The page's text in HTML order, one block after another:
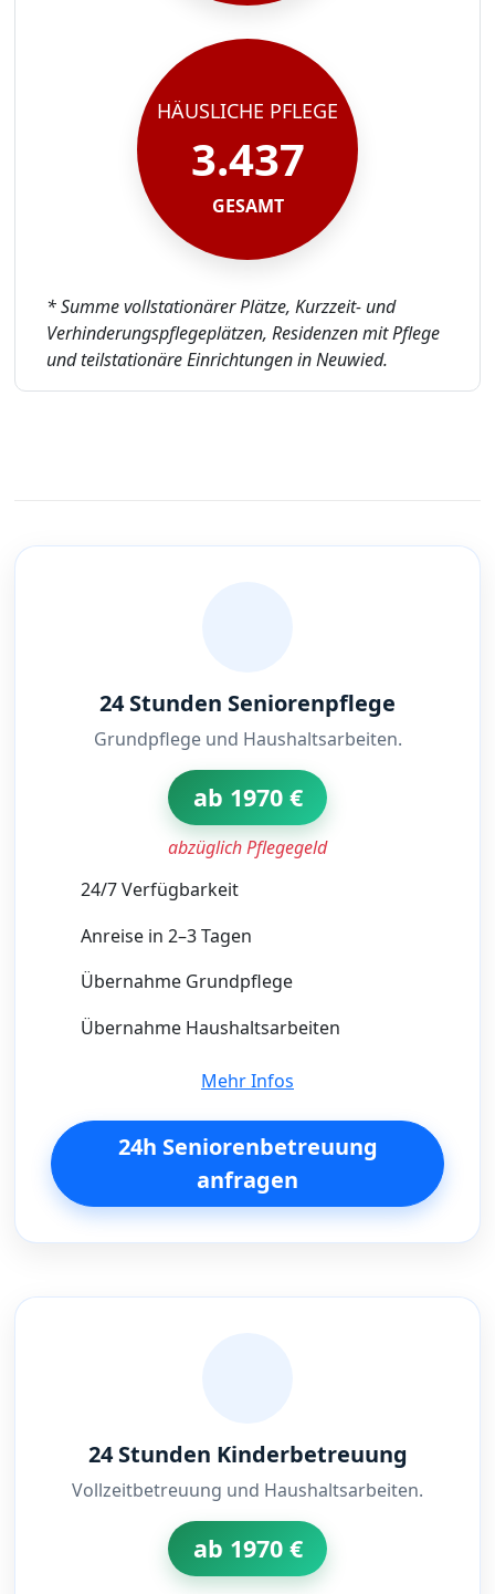
HÄUSLICHE PFLEGE
3.437
GESAMT
* Summe vollstationärer Plätze, Kurzzeit- und
Verhinderungspflegeplätzen, Residenzen mit Pflege
und teilstationäre Einrichtungen in Neuwied.
24 Stunden Seniorenpflege
Grundpflege und Haushaltsarbeiten.
ab 1970 €
abzüglich Pflegegeld
24/7 Verfügbarkeit
Anreise in 2–3 Tagen
Übernahme Grundpflege
Übernahme Haushaltsarbeiten
Mehr Infos
24h Seniorenbetreuung
anfragen
24 Stunden Kinderbetreuung
Vollzeitbetreuung und Haushaltsarbeiten.
ab 1970 €